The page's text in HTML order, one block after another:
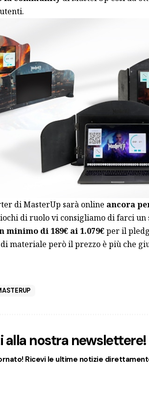
di MasterUp sarà online ancora
di ruolo vi consigliamo di farci un
minimo di 189€ ai 1.079€per il
materiale però il prezzo è più che
alla nostra newslettere!
Ricevi le ultime notizie